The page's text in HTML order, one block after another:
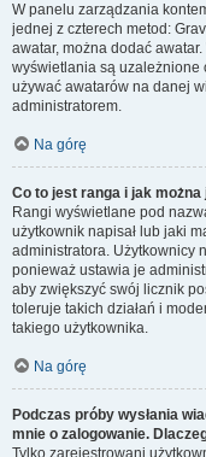
W panelu zarządzania
jednej z czterech metod:
awatar, można dodać
wyświetlania są uzależnione
używać awatarów na danej
administratorem.
Na górę
Co to jest ranga i jak można
Rangi wyświetlane pod
użytkownik napisał lub jaki
administratora. Użytkownicy
ponieważ ustawia je
aby zwiększyć swój licznik
toleruje takich działań i
takiego użytkownika.
Na górę
Podczas próby wysłania
mnie o zalogowanie.
Tylko zarejestrowani